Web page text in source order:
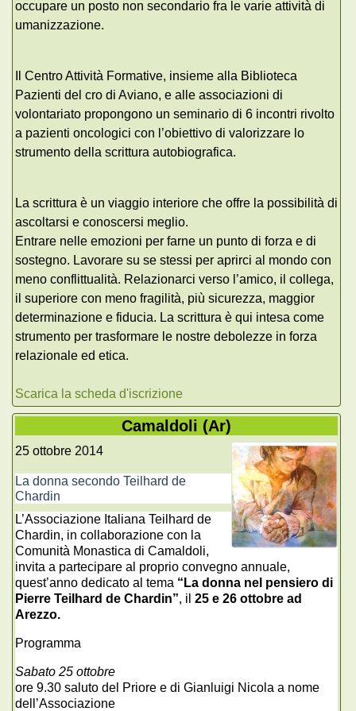
occupare un posto non secondario fra le varie attività di
umanizzazione.
Il Centro Attività Formative, insieme alla Biblioteca
Pazienti del cro di Aviano, e alle associazioni di
volontariato propongono un seminario di 6 incontri rivolto
a pazienti oncologici con l’obiettivo di valorizzare lo
strumento della scrittura autobiografica.
La scrittura è un viaggio interiore che offre la possibilità di
ascoltarsi e conoscersi meglio.
Entrare nelle emozioni per farne un punto di forza e di
sostegno. Lavorare su se stessi per aprirci al mondo con
meno conflittualità. Relazionarci verso l’amico, il collega,
il superiore con meno fragilità, più sicurezza, maggior
determinazione e fiducia. La scrittura è qui intesa come
strumento per trasformare le nostre debolezze in forza
relazionale ed etica.
Scarica la scheda d'iscrizione
Camaldoli (Ar)
25 ottobre 2014
La donna secondo Teilhard de
Chardin
L’Associazione Italiana Teilhard de
Chardin, in collaborazione con la
Comunità Monastica di Camaldoli,
invita a partecipare al proprio convegno annuale,
quest’anno dedicato al tema “La donna nel pensiero di
Pierre Teilhard de Chardin”, il 25 e 26 ottobre ad
Arezzo.
Programma
Sabato 25 ottobre
ore 9.30 saluto del Priore e di Gianluigi Nicola a nome
dell’Associazione